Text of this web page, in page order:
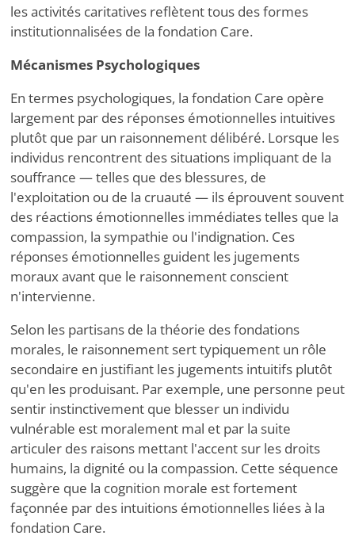
les activités caritatives reflètent tous des formes
institutionnalisées de la fondation Care.
Mécanismes Psychologiques
En termes psychologiques, la fondation Care opère
largement par des réponses émotionnelles intuitives
plutôt que par un raisonnement délibéré. Lorsque les
individus rencontrent des situations impliquant de la
souffrance — telles que des blessures, de
l'exploitation ou de la cruauté — ils éprouvent souvent
des réactions émotionnelles immédiates telles que la
compassion, la sympathie ou l'indignation. Ces
réponses émotionnelles guident les jugements
moraux avant que le raisonnement conscient
n'intervienne.
Selon les partisans de la théorie des fondations
morales, le raisonnement sert typiquement un rôle
secondaire en justifiant les jugements intuitifs plutôt
qu'en les produisant. Par exemple, une personne peut
sentir instinctivement que blesser un individu
vulnérable est moralement mal et par la suite
articuler des raisons mettant l'accent sur les droits
humains, la dignité ou la compassion. Cette séquence
suggère que la cognition morale est fortement
façonnée par des intuitions émotionnelles liées à la
fondation Care.